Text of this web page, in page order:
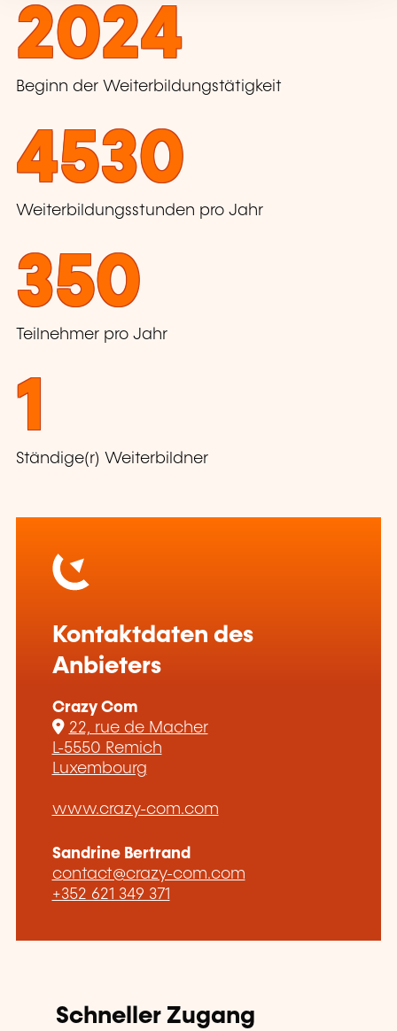
2024
Beginn der Weiterbildungstätigkeit
4530
Weiterbildungsstunden pro Jahr
350
Teilnehmer pro Jahr
1
Ständige(r) Weiterbildner
Kontaktdaten des
Anbieters
Crazy Com
22, rue de Macher
L-5550 Remich
Luxembourg
www.crazy-com.com
Sandrine Bertrand
contact@crazy-com.com
+352 621 349 371
Schneller Zugang